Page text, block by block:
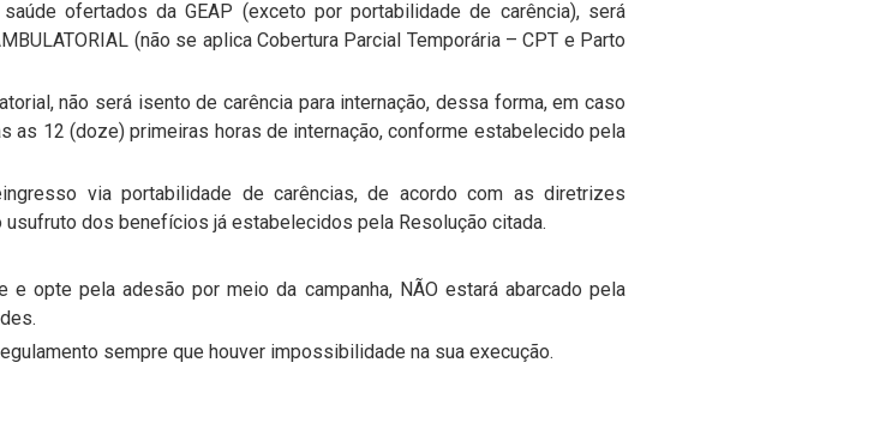
ofertados da GEAP (exceto por portabilidade de carência), será
(não se aplica Cobertura Parcial Temporária – CPT e Parto
não será isento de carência para internação, dessa forma, em caso
as 12 (doze) primeiras horas de internação, conforme estabelecido pela
via portabilidade de carências, de acordo com as diretrizes
dos benefícios já estabelecidos pela Resolução citada.
opte pela adesão por meio da campanha, NÃO estará abarcado pela
sempre que houver impossibilidade na sua execução.